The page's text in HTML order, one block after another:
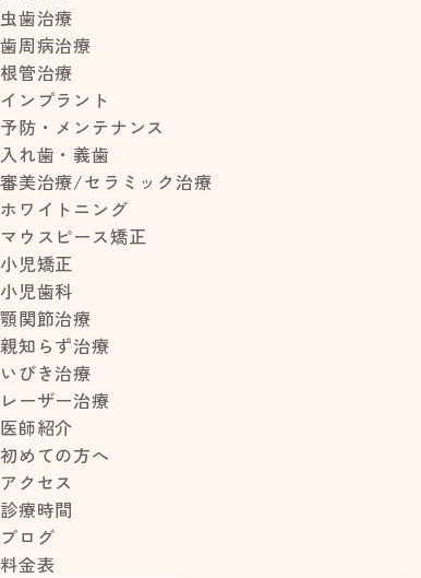
虫歯治療
歯周病治療
根管治療
インプラント
予防・メンテナンス
入れ歯・義歯
審美治療/セラミック治療
ホワイトニング
マウスピース矯正
小児矯正
小児歯科
顎関節治療
親知らず治療
いびき治療
レーザー治療
医師紹介
初めての方へ
アクセス
診療時間
ブログ
料金表
HOME